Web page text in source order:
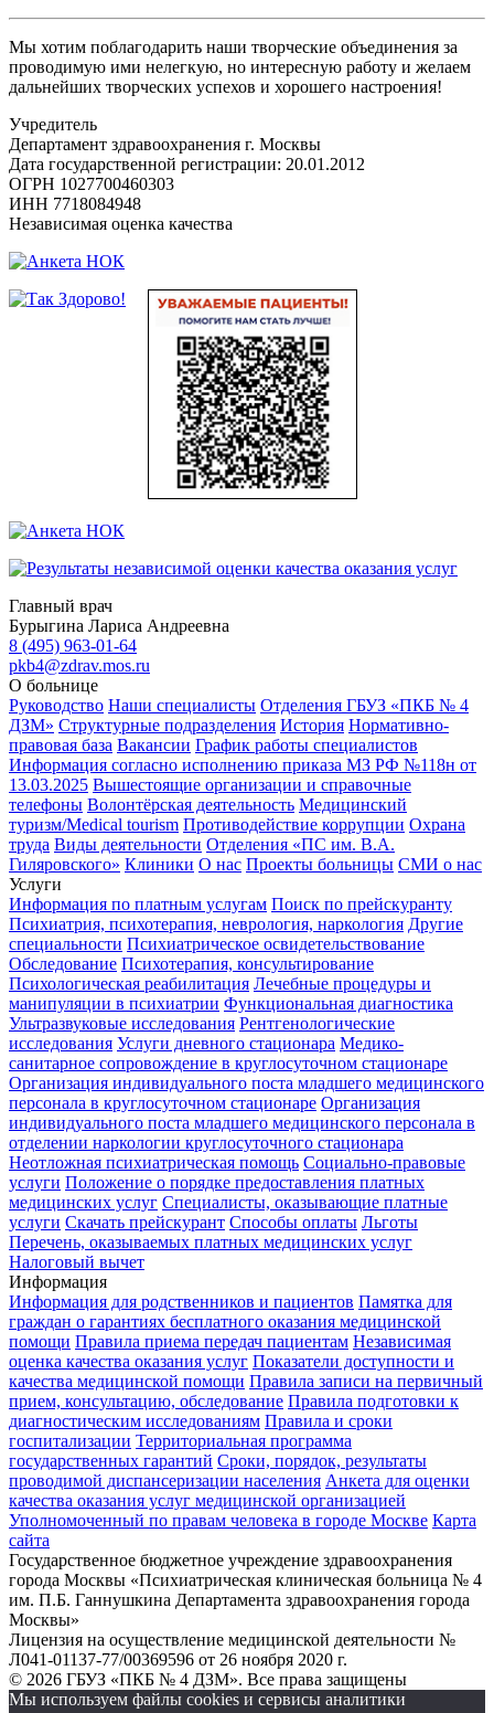
Мы хотим поблагодарить наши творческие объединения за
проводимую ими нелегкую, но интересную работу и желаем
дальнейших творческих успехов и хорошего настроения!
Учредитель
Департамент здравоохранения г. Москвы
Дата государственной регистрации: 20.01.2012
ОГРН 1027700460303
ИНН 7718084948
Независимая оценка качества
Главный врач
Бурыгина Лариса Андреевна
8 (495) 963-01-64
pkb4@zdrav.mos.ru
О больнице
Руководство Наши специалисты Отделения ГБУЗ «ПКБ № 4
ДЗМ» Структурные подразделения История Нормативно-
правовая база Вакансии График работы специалистов
Информация согласно исполнению приказа МЗ РФ №118н от
13.03.2025 Вышестоящие организации и справочные
телефоны Волонтёрская деятельность Медицинский
туризм/Medical tourism Противодействие коррупции Охрана
труда Виды деятельности Отделения «ПС им. В.А.
Гиляровского» Клиники О нас Проекты больницы СМИ о нас
Услуги
Информация по платным услугам Поиск по прейскуранту
Психиатрия, психотерапия, неврология, наркология Другие
специальности Психиатрическое освидетельствование
Обследование Психотерапия, консультирование
Психологическая реабилитация Лечебные процедуры и
манипуляции в психиатрии Функциональная диагностика
Ультразвуковые исследования Рентгенологические
исследования Услуги дневного стационара Медико-
санитарное сопровождение в круглосуточном стационаре
Организация индивидуального поста младшего медицинского
персонала в круглосуточном стационаре Организация
индивидуального поста младшего медицинского персонала в
отделении наркологии круглосуточного стационара
Неотложная психиатрическая помощь Социально-правовые
услуги Положение о порядке предоставления платных
медицинских услуг Специалисты, оказывающие платные
услуги Скачать прейскурант Способы оплаты Льготы
Перечень, оказываемых платных медицинских услуг
Налоговый вычет
Информация
Информация для родственников и пациентов Памятка для
граждан о гарантиях бесплатного оказания медицинской
помощи Правила приема передач пациентам Независимая
оценка качества оказания услуг Показатели доступности и
качества медицинской помощи Правила записи на первичный
прием, консультацию, обследование Правила подготовки к
диагностическим исследованиям Правила и сроки
госпитализации Территориальная программа
государственных гарантий Сроки, порядок, результаты
проводимой диспансеризации населения Анкета для оценки
качества оказания услуг медицинской организацией
Уполномоченный по правам человека в городе Москве Карта
сайта
Государственное бюджетное учреждение здравоохранения
города Москвы «Психиатрическая клиническая больница № 4
им. П.Б. Ганнушкина Департамента здравоохранения города
Москвы»
Лицензия на осуществление медицинской деятельности №
Л041-01137-77/00369596 от 26 ноября 2020 г.
© 2026 ГБУЗ «ПКБ № 4 ДЗМ». Все права защищены
Мы используем файлы cookies и сервисы аналитики